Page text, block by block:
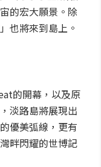
的宏大願景。除
也將來到島上。
的開幕，以及原
淡路島將展現出
優美弧線，更有
畔閃耀的世博記